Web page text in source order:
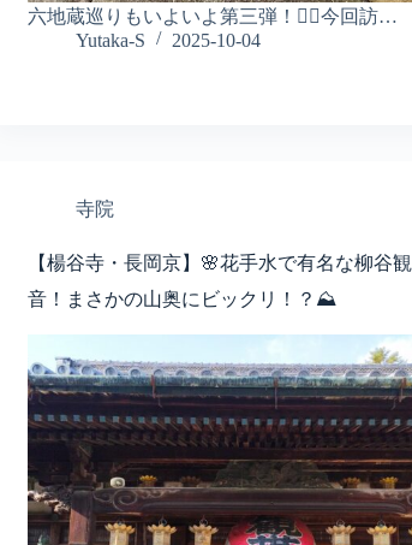
六地蔵巡りもいよいよ第三弾！🚶‍♂️今回訪…
Yutaka-S
2025-10-04
寺院
【楊谷寺・長岡京】🌸花手水で有名な柳谷観
音！まさかの山奥にビックリ！？⛰️